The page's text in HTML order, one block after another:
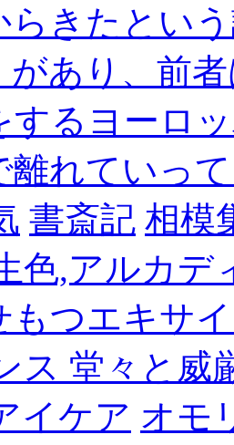
らきたとい
があり、前
するヨーロ
離れていっ
書斎記 相模
色,アルカ
もつエキサ
ス 堂々と威
イケア オモ